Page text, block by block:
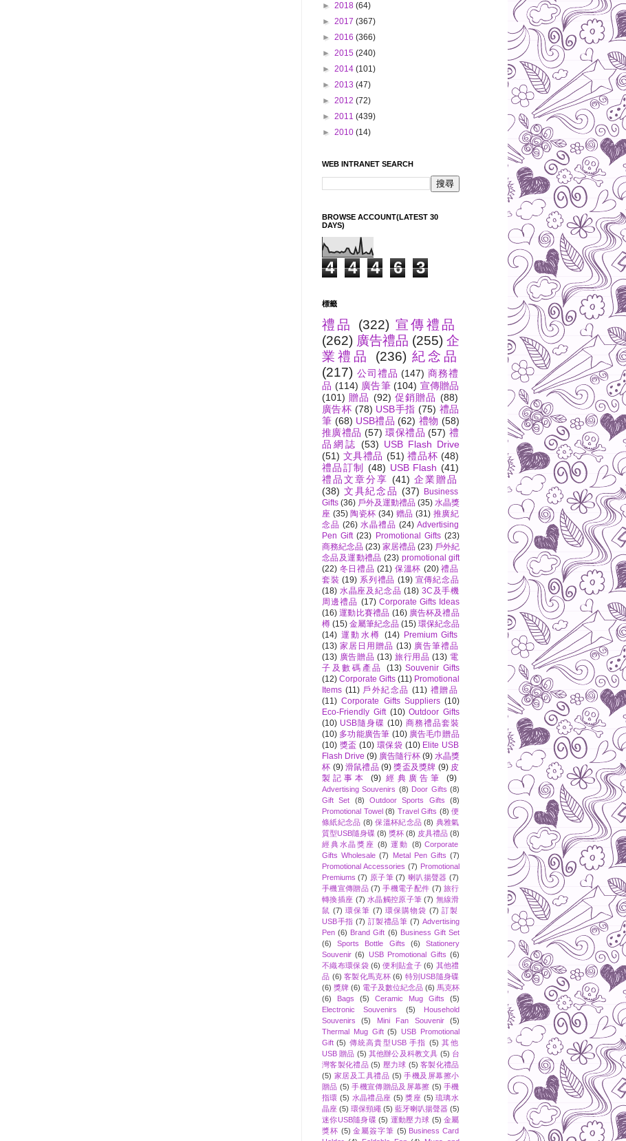
► 2018 (64)
► 2017 (367)
► 2016 (366)
► 2015 (240)
► 2014 (101)
► 2013 (47)
► 2012 (72)
► 2011 (439)
► 2010 (14)
WEB INTRANET SEARCH
BROWSE ACCOUNT(LATEST 30
DAYS)
4 4 4 6 3
標籤
禮品 (322) 宣傳禮品
(262) 廣告禮品 (255) 企
業禮品
(236) 紀念品
(217) 公司禮品 (147) 商務禮
品 (114) 廣告筆 (104) 宣傳贈品
(101) 贈品 (92) 促銷贈品 (88)
廣告杯 (78) USB手指 (75) 禮品
筆 (68) USB禮品 (62) 禮物 (58)
推廣禮品 (57) 環保禮品 (57) 禮
品網誌 (53) USB Flash Drive
(51) 文具禮品 (51) 禮品杯 (48)
禮品訂制
(48) USB Flash (41)
禮品文章分享 (41) 企業贈品
(38) 文具紀念品 (37)
Business
Gifts (36) 戶外及運動禮品 (35) 水晶獎
座 (35) 陶瓷杯 (34) 赠品 (31) 推廣紀
念品 (26) 水晶禮品 (24) Advertising
Pen Gift (23) Promotional Gifts (23)
商務紀念品 (23) 家居禮品 (23) 戶外紀
念品及運動禮品 (23) promotional gift
(22) 冬日禮品 (21) 保溫杯 (20) 禮品
套裝 (19) 系列禮品 (19) 宣傳紀念品
(18) 水晶座及紀念品 (18) 3C及手機
周邊禮品 (17) Corporate Gifts Ideas
(16) 運動比賽禮品 (16) 廣告杯及禮品
樽 (15) 金屬筆紀念品 (15) 環保紀念品
(14) 運動水樽 (14) Premium Gifts
(13) 家居日用贈品 (13) 廣告筆禮品
(13) 廣告贈品 (13) 旅行用品 (13) 電
子及數碼產品
(13) Souvenir Gifts
(12) Corporate Gifts (11) Promotional
Items (11) 戶外紀念品 (11) 禮贈品
(11) Corporate Gifts Suppliers (10)
Eco-Friendly Gift (10) Outdoor Gifts
(10) USB隨身碟 (10) 商務禮品套裝
(10) 多功能廣告筆 (10) 廣告毛巾贈品
(10) 獎盃 (10) 環保袋 (10) Elite USB
Flash Drive (9) 廣告隨行杯 (9) 水晶獎
杯 (9) 滑鼠禮品 (9) 獎盃及獎牌 (9) 皮
製記事本
(9) 經典廣告筆 (9)
Advertising Souvenirs (8) Door Gifts (8)
Gift Set
(8) Outdoor Sports Gifts
(8)
Promotional Towel (8) Travel Gifts (8) 便
條紙紀念品 (8) 保溫杯紀念品 (8) 典雅氣
質型USB隨身碟 (8) 獎杯 (8) 皮具禮品 (8)
經典水晶獎座 (8) 運動 (8) Corporate
Gifts Wholesale (7) Metal Pen Gifts (7)
Promotional Accessories (7) Promotional
Premiums (7) 原子筆 (7) 喇叭揚聲器 (7)
手機宣傳贈品 (7) 手機電子配件 (7) 旅行
轉換插座 (7) 水晶觸控原子筆 (7) 無線滑
鼠 (7) 環保筆 (7) 環保購物袋 (7) 訂製
USB手指 (7) 訂製禮品筆 (7) Advertising
Pen (6) Brand Gift (6) Business Gift Set
(6)
Sports Bottle Gifts (6)
Stationery
Souvenir (6) USB Promotional Gifts (6)
不織布環保袋 (6) 便利貼盒子 (6) 其他禮
品 (6) 客製化馬克杯 (6) 特別USB隨身碟
(6) 獎牌 (6) 電子及數位紀念品 (6) 馬克杯
(6)
Bags (5) Ceramic Mug Gifts
(5)
Electronic Souvenirs
(5)
Household
Souvenirs
(5) Mini Fan Souvenir
(5)
Thermal Mug Gift (5)
USB Promotional
Gift (5) 傳統高貴型USB 手指 (5) 其他
USB 贈品 (5) 其他辦公及科教文具 (5) 台
灣客製化禮品 (5) 壓力球 (5) 客製化禮品
(5) 家居及工具禮品 (5) 手機及屏幕擦小
贈品 (5) 手機宣傳贈品及屏幕擦 (5) 手機
指環 (5) 水晶禮品座 (5) 獎座 (5) 琉璃水
晶座 (5) 環保頸繩 (5) 藍牙喇叭揚聲器 (5)
迷你USB隨身碟 (5) 運動壓力球 (5) 金屬
獎杯 (5) 金屬簽字筆 (5) Business Card